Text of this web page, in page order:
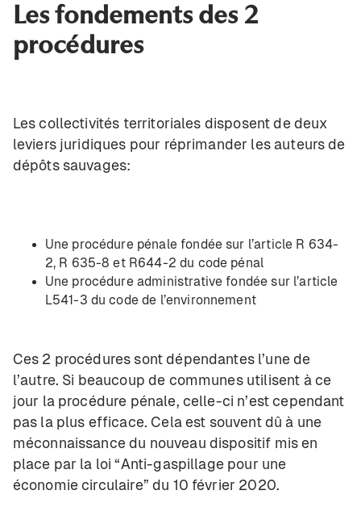
Les fondements des 2
procédures
Les collectivités territoriales disposent de deux
leviers juridiques pour réprimander les auteurs de
dépôts sauvages:
Une procédure pénale fondée sur l’article R 634-
2, R 635-8 et R644-2 du code pénal
Une procédure administrative fondée sur l’article
L541-3 du code de l’environnement
Ces 2 procédures sont dépendantes l’une de
l’autre. Si beaucoup de communes utilisent à ce
jour la procédure pénale, celle-ci n’est cependant
pas la plus efficace. Cela est souvent dû à une
méconnaissance du nouveau dispositif mis en
place par la loi “Anti-gaspillage pour une
économie circulaire” du 10 février 2020.